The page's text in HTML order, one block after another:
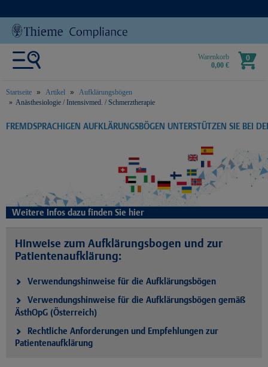
Warenkorb
0,00 €
0
Startseite Artikel
Aufklärungsbögen
Anästhesiologie / Intensivmed. / Schmerztherapie
text.skipToContent
text.skipToNavigation
FREMDSPRACHIGEN AUFKLÄRUNGSBÖGEN UNTERSTÜTZEN SIE BEI
Weitere Infos dazu finden Sie hier
Hinweise zum Aufklärungsbogen und zur
Patientenaufklärung:
Verwendungshinweise für die Aufklärungsbögen
Verwendungshinweise für die Aufklärungsbögen gemäß
ÄsthOpG (Österreich)
Rechtliche Anforderungen und Empfehlungen zur
Patientenaufklärung